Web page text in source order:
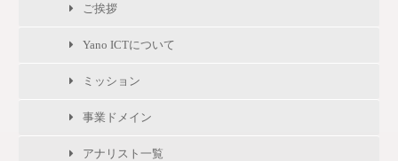
ご挨拶
Yano ICTについて
ミッション
事業ドメイン
アナリスト一覧